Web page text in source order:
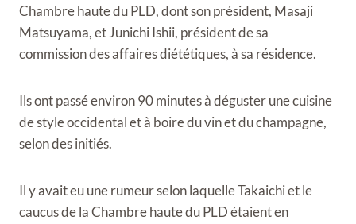
Chambre haute du PLD, dont son président, Masaji
Matsuyama, et Junichi Ishii, président de sa
commission des affaires diététiques, à sa résidence.
Ils ont passé environ 90 minutes à déguster une cuisine
de style occidental et à boire du vin et du champagne,
selon des initiés.
Il y avait eu une rumeur selon laquelle Takaichi et le
caucus de la Chambre haute du PLD étaient en